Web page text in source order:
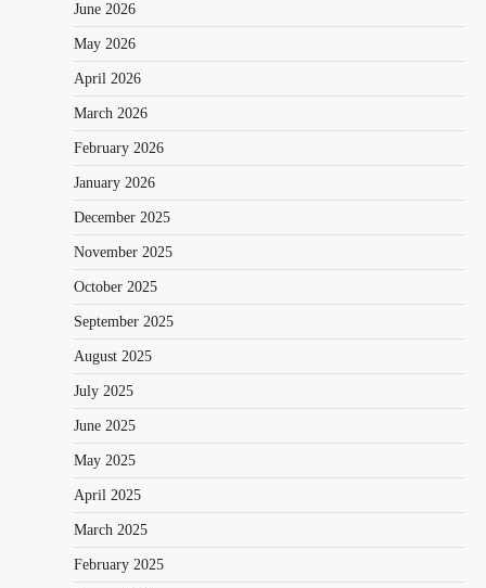
June 2026
May 2026
April 2026
March 2026
February 2026
January 2026
December 2025
November 2025
October 2025
September 2025
August 2025
July 2025
June 2025
May 2025
April 2025
March 2025
February 2025